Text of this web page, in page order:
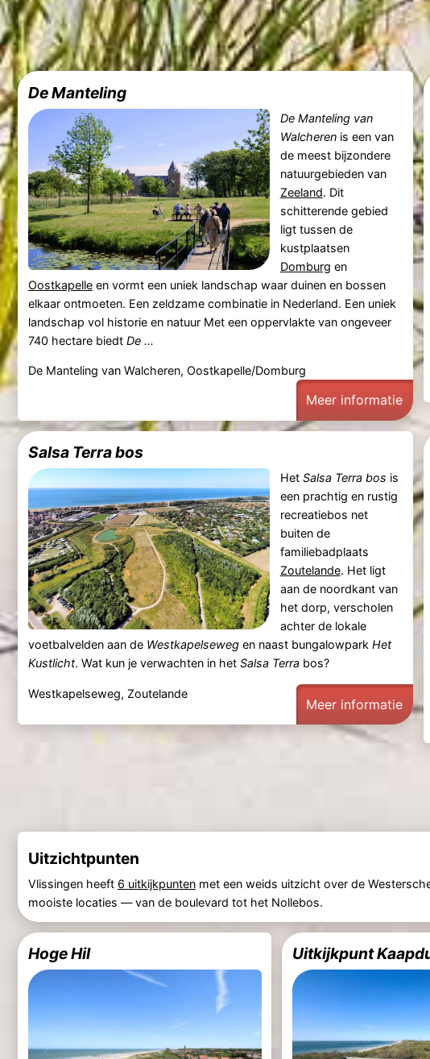
De Manteling
De Manteling van
Walcherenis een van
de meest bijzondere
natuurgebieden van
Zeeland. Dit
schitterende gebied
ligt tussen de
kustplaatsen
Domburg en
Oostkapelleen vormt een uniek landschap waar duinen en bossen
elkaar ontmoeten. Een zeldzame combinatie in Nederland. Een uniek
landschap vol historie en natuur Met een oppervlakte van ongeveer
740 hectare biedt De ...
De Manteling van Walcheren, Oostkapelle/Domburg
Meer informatie
Salsa Terra bos
Het Salsa Terra bos is
een prachtig en rustig
recreatiebos net
buiten de
familiebadplaats
Zoutelande. Het ligt
aan de noordkant van
het dorp, verscholen
achter de lokale
voetbalvelden aan de Westkapelsewegen naast bungalowpark Het
Kustlicht. Wat kun je verwachten in het Salsa Terrabos?
Westkapelseweg, Zoutelande
Meer informatie
Uitzichtpunten
Vlissingen heeft 6 uitkijkpuntenmet een weids uitzicht over de
mooiste locaties — van de boulevard tot het Nollebos.
Hoge Hil Uitkijkpunt